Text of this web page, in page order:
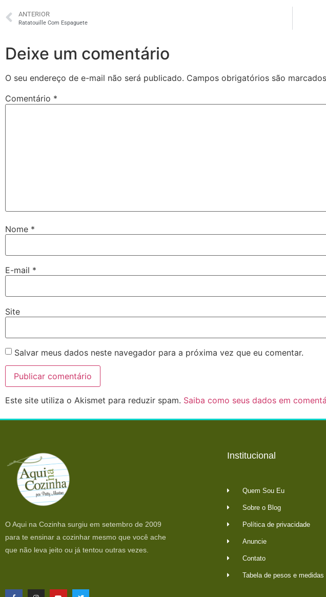
ANTERIOR
Ratatouille Com Espaguete
Deixe um comentário
O seu endereço de e-mail não será publicado. Campos obrigatórios são
Comentário *
Nome *
E-mail *
Site
Salvar meus dados neste navegador para a próxima vez que eu comentar.
Este site utiliza o Akismet para reduzir spam. Saiba como seus dados em
O Aqui na Cozinha surgiu em setembro de 2009
para te ensinar a cozinhar mesmo que você ache
que não leva jeito ou já tentou outras vezes.
Institucional
Quem Sou Eu
Sobre o Blog
Política de privacidade
Anuncie
Contato
Tabela de pesos e medidas